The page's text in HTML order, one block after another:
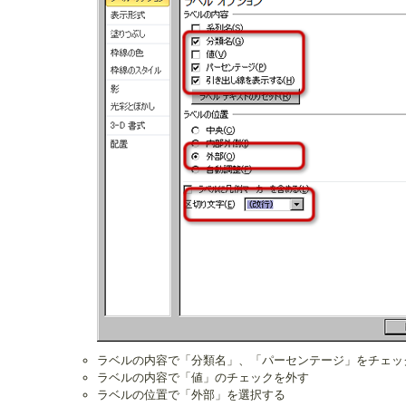
ラベルの内容で「分類名」、「パーセンテージ」をチェッ
ラベルの内容で「値」のチェックを外す
ラベルの位置で「外部」を選択する